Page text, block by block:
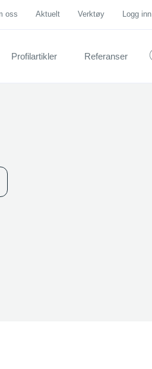
oss Aktuelt Verktøy Logg inn
Profilartikler Referanser